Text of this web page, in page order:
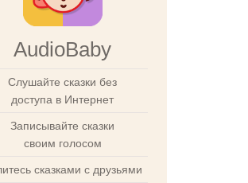
AudioBaby
Слушайте сказки без
доступа в Интернет
Записывайте сказки
своим голосом
сказками с друзьями